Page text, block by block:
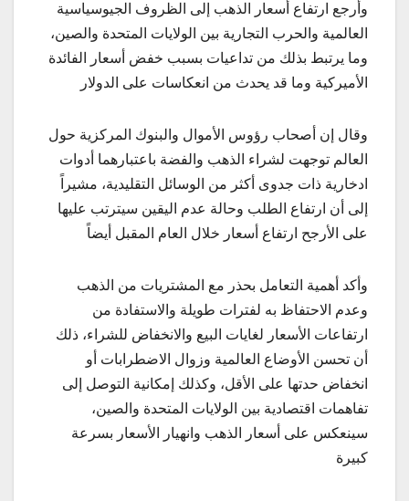
وأرجع ارتفاع أسعار الذهب إلى الظروف الجيوسياسية
العالمية والحرب التجارية بين الولايات المتحدة والصين،
وما يرتبط بذلك من تداعيات بسبب خفض أسعار الفائدة
الأميركية وما قد يحدث من انعكاسات على الدولار
وقال إن أصحاب رؤوس الأموال والبنوك المركزية حول
العالم توجهت لشراء الذهب والفضة باعتبارهما أدوات
ادخارية ذات جدوى أكثر من الوسائل التقليدية، مشيراً
إلى أن ارتفاع الطلب وحالة عدم اليقين سيترتب عليها
على الأرجح ارتفاع أسعار خلال العام المقبل أيضاً
وأكد أهمية التعامل بحذر مع المشتريات من الذهب
وعدم الاحتفاظ به لفترات طويلة والاستفادة من
ارتفاعات الأسعار لغايات البيع والانخفاض للشراء، ذلك
أن تحسن الأوضاع العالمية وزوال الاضطرابات أو
انخفاض حدتها على الأقل، وكذلك إمكانية التوصل إلى
تفاهمات اقتصادية بين الولايات المتحدة والصين،
سينعكس على أسعار الذهب وانهيار الأسعار بسرعة
كبيرة